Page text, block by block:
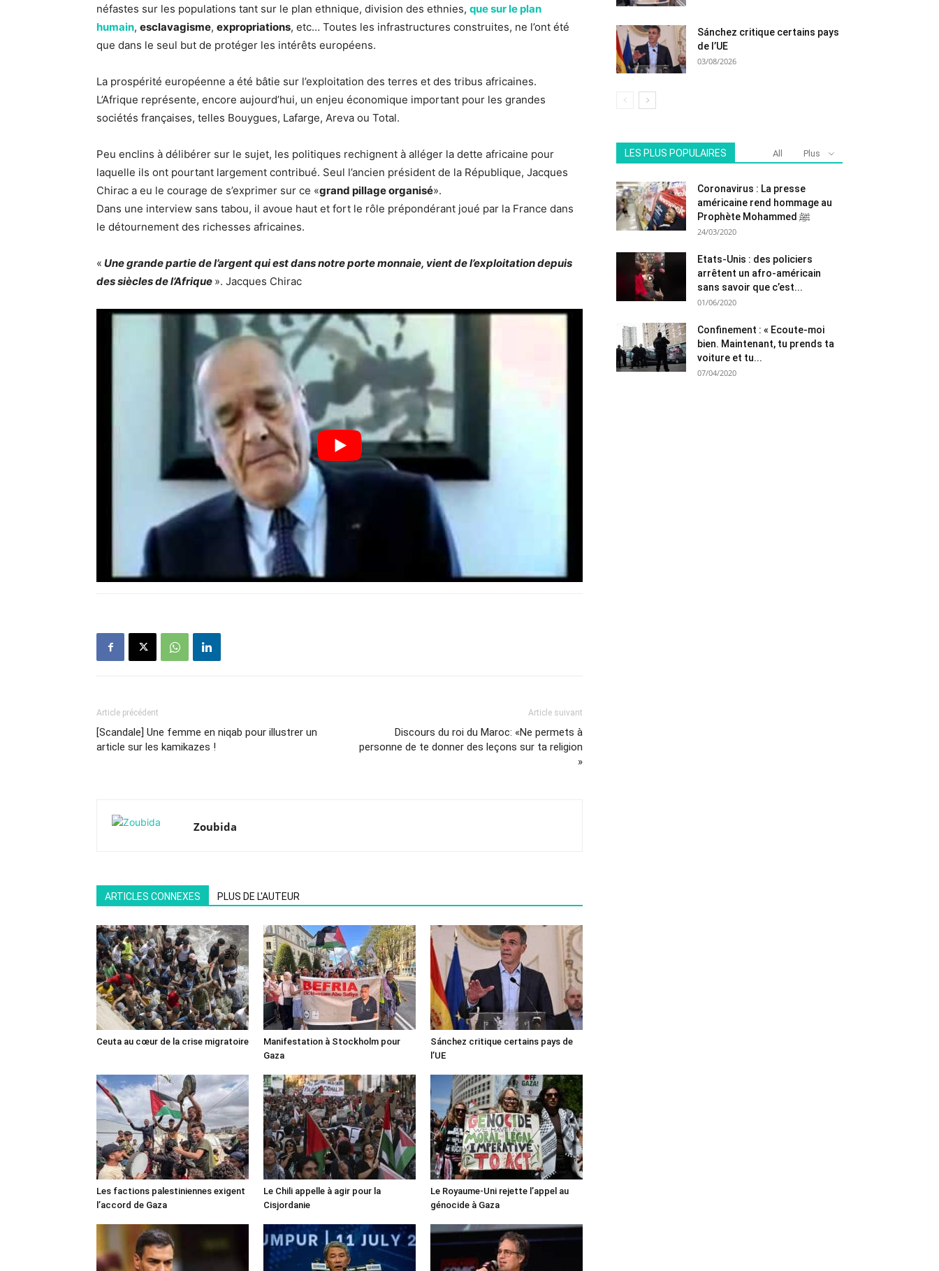
néfastes sur les populations tant sur le plan ethnique, division des ethnies, que sur le plan
humain, esclavagisme, expropriations, etc… Toutes les infrastructures construites, ne l’ont été
que dans le seul but de protéger les intérêts européens.
La prospérité européenne a été bâtie sur l’exploitation des terres et des tribus africaines.
L’Afrique représente, encore aujourd’hui, un enjeu économique important pour les grandes
sociétés françaises, telles Bouygues, Lafarge, Areva ou Total.
Peu enclins à délibérer sur le sujet, les politiques rechignent à alléger la dette africaine pour
laquelle ils ont pourtant largement contribué. Seul l’ancien président de la République, Jacques
Chirac a eu le courage de s’exprimer sur ce «grand pillage organisé».
Dans une interview sans tabou, il avoue haut et fort le rôle prépondérant joué par la France dans
le détournement des richesses africaines.
« Une grande partie de l’argent qui est dans notre porte monnaie, vient de l’exploitation depuis
des siècles de l’Afrique ». Jacques Chirac
Article précédent
[Scandale] Une femme en niqab pour illustrer un
article sur les kamikazes !
Article suivant
Discours du roi du Maroc: «Ne permets à
personne de te donner des leçons sur ta religion
»
Zoubida
ARTICLES CONNEXES PLUS DE L'AUTEUR
Ceuta au cœur de la crise migratoire
Manifestation à Stockholm pour
Gaza
Sánchez critique certains pays de
l’UE
Les factions palestiniennes exigent
l’accord de Gaza
Le Chili appelle à agir pour la
Cisjordanie
Le Royaume-Uni rejette l’appel au
génocide à Gaza
Sánchez critique certains pays
de l’UE
03/08/2026
LES PLUS POPULAIRES All Plus
Coronavirus : La presse
américaine rend hommage au
Prophète Mohammed ﷺ
24/03/2020
Etats-Unis : des policiers
arrêtent un afro-américain
sans savoir que c’est...
01/06/2020
Confinement : « Ecoute-moi
bien. Maintenant, tu prends ta
voiture et tu...
07/04/2020